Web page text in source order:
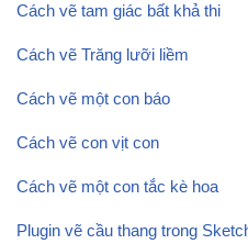
Cách vẽ tam giác bất khả thi
Cách vẽ Trăng lưỡi liềm
Cách vẽ một con báo
Cách vẽ con vịt con
Cách vẽ một con tắc kè hoa
Plugin vẽ cầu thang trong